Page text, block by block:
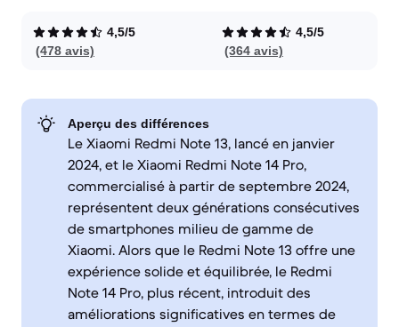
4,5/5
(478 avis)
4,5/5
(364 avis)
Aperçu des différences
Le Xiaomi Redmi Note 13, lancé en janvier
2024, et le Xiaomi Redmi Note 14 Pro,
commercialisé à partir de septembre 2024,
représentent deux générations consécutives
de smartphones milieu de gamme de
Xiaomi. Alors que le Redmi Note 13 offre une
expérience solide et équilibrée, le Redmi
Note 14 Pro, plus récent, introduit des
améliorations significatives en termes de